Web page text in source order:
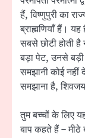
हैं, विष्णुपुरी का
ब्राह्मणियाँ हैं।
सबसे छोटी होती
बड़ा पेट, उनसे
समझानी कोई
समझाना है,
तुम बच्चों के लिए
बाप कहते हैं –